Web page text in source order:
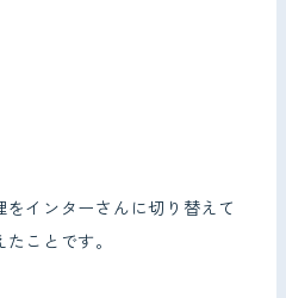
をインターさんに切り替えて
ことです。